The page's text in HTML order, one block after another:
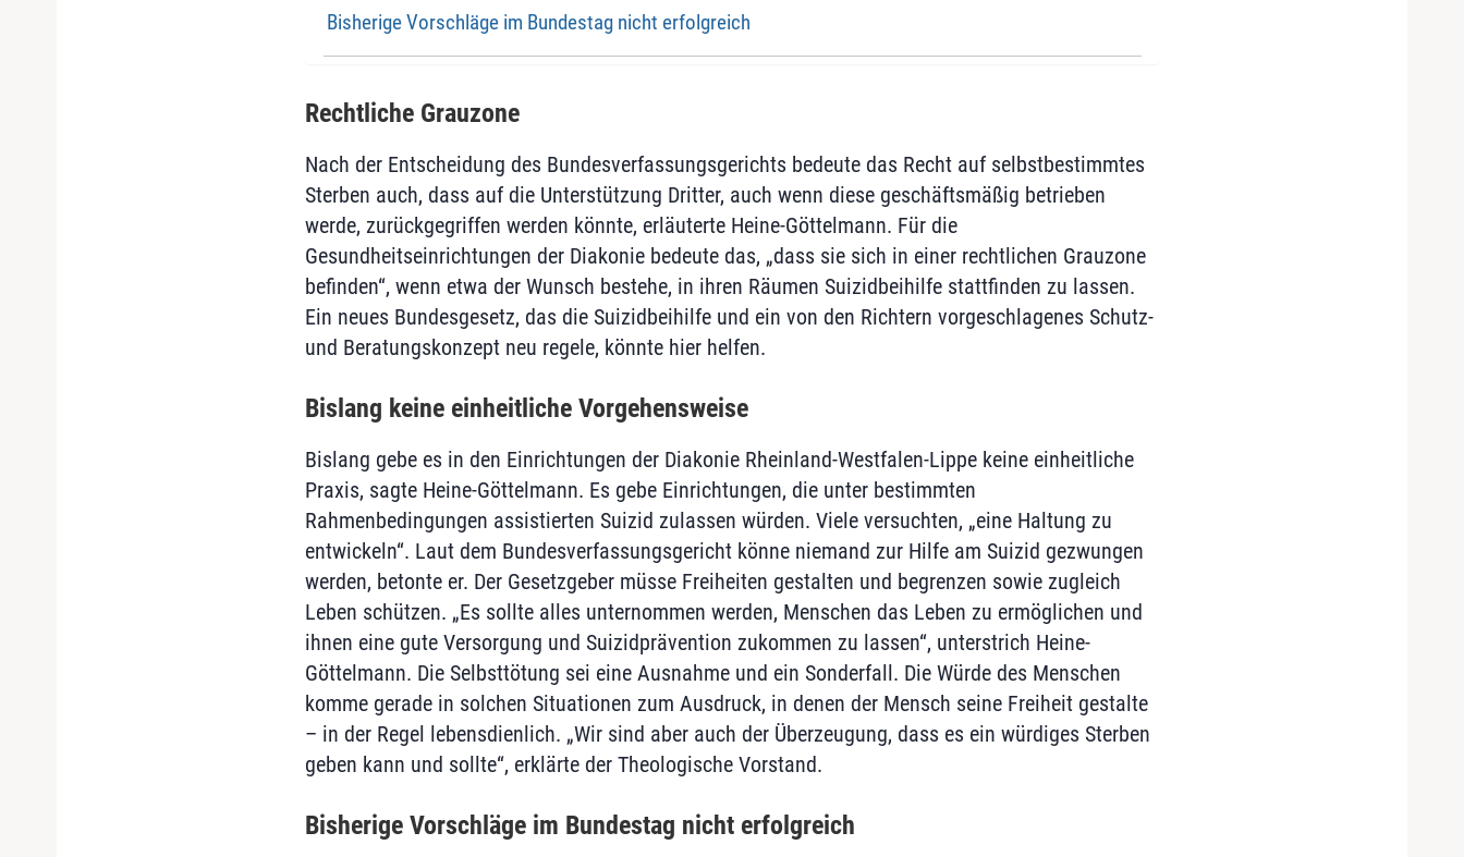
Bisherige Vorschläge im Bundestag nicht erfolgreich
Rechtliche Grauzone
Nach der Entscheidung des Bundesverfassungsgerichts bedeute das Recht auf selbstbestimmtes
Sterben auch, dass auf die Unterstützung Dritter, auch wenn diese geschäftsmäßig betrieben
werde, zurückgegriffen werden könnte, erläuterte Heine-Göttelmann. Für die
Gesundheitseinrichtungen der Diakonie bedeute das, „dass sie sich in einer rechtlichen Grauzone
befinden“, wenn etwa der Wunsch bestehe, in ihren Räumen Suizidbeihilfe stattfinden zu lassen.
Ein neues Bundesgesetz, das die Suizidbeihilfe und ein von den Richtern vorgeschlagenes Schutz-
und Beratungskonzept neu regele, könnte hier helfen.
Bislang keine einheitliche Vorgehensweise
Bislang gebe es in den Einrichtungen der Diakonie Rheinland-Westfalen-Lippe keine einheitliche
Praxis, sagte Heine-Göttelmann. Es gebe Einrichtungen, die unter bestimmten
Rahmenbedingungen assistierten Suizid zulassen würden. Viele versuchten, „eine Haltung zu
entwickeln“. Laut dem Bundesverfassungsgericht könne niemand zur Hilfe am Suizid gezwungen
werden, betonte er. Der Gesetzgeber müsse Freiheiten gestalten und begrenzen sowie zugleich
Leben schützen. „Es sollte alles unternommen werden, Menschen das Leben zu ermöglichen und
ihnen eine gute Versorgung und Suizidprävention zukommen zu lassen“, unterstrich Heine-
Göttelmann. Die Selbsttötung sei eine Ausnahme und ein Sonderfall. Die Würde des Menschen
komme gerade in solchen Situationen zum Ausdruck, in denen der Mensch seine Freiheit gestalte
– in der Regel lebensdienlich. „Wir sind aber auch der Überzeugung, dass es ein würdiges Sterben
geben kann und sollte“, erklärte der Theologische Vorstand.
Bisherige Vorschläge im Bundestag nicht erfolgreich